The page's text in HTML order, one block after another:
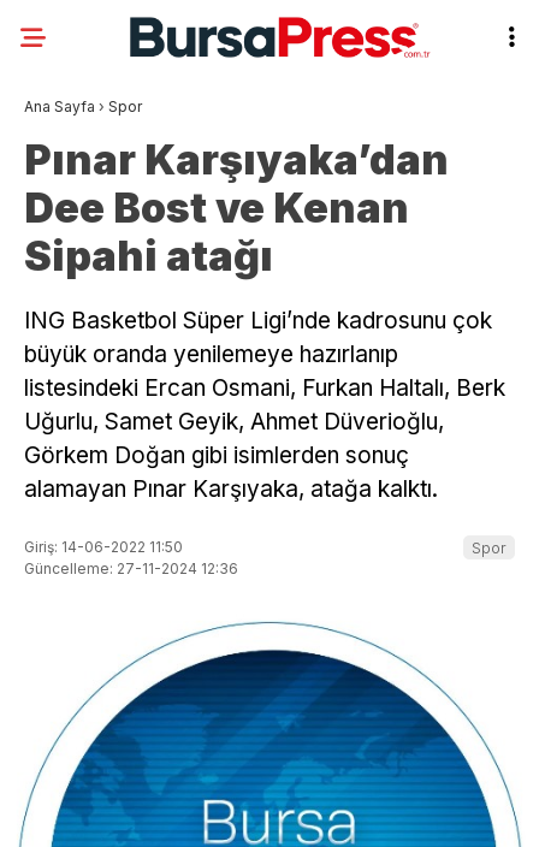
Ana Sayfa › Spor
Pınar Karşıyaka’dan
Dee Bost ve Kenan
Sipahi atağı
ING Basketbol Süper Ligi’nde kadrosunu çok
büyük oranda yenilemeye hazırlanıp
listesindeki Ercan Osmani, Furkan Haltalı, Berk
Uğurlu, Samet Geyik, Ahmet Düverioğlu,
Görkem Doğan gibi isimlerden sonuç
alamayan Pınar Karşıyaka, atağa kalktı.
Giriş: 14-06-2022 11:50
Güncelleme: 27-11-2024 12:36
Spor